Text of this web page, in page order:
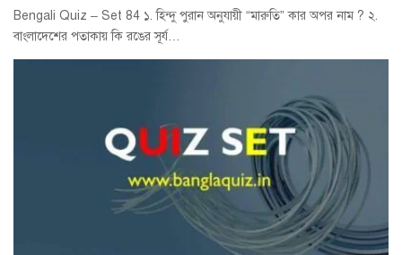
Bengali Quiz – Set 84 ১. হিন্দু পুরান অনুযায়ী “মারুতি” কার অপর নাম ? ২.
বাংলাদেশের পতাকায় কি রঙের সূর্য…